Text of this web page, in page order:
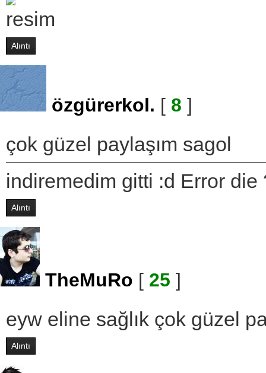
Alıntı
özgürerkol. [ 8 ]
çok güzel paylaşım sagol
indiremedim gitti :d Error die
Alıntı
TheMuRo [ 25 ]
eyw eline sağlık çok güzel
Alıntı